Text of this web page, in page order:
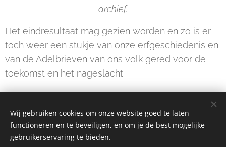
archief.
Het eindresultaat mag gezien worden en zo is er
toch weer een stukje van onze erfgeschiedenis en
van de Adelbrieven van ons volk gered voor de
toekomst en het nageslacht.
Jan De Beule
Wij gebruiken cookies om onze website goed te laten
functioneren en te beveiligen, en om je de best mogelijke
gebruikerservaring te bieden.